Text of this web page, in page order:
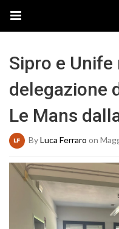
Sipro e
delegazione
Le Mans
ByLuca Ferraro on